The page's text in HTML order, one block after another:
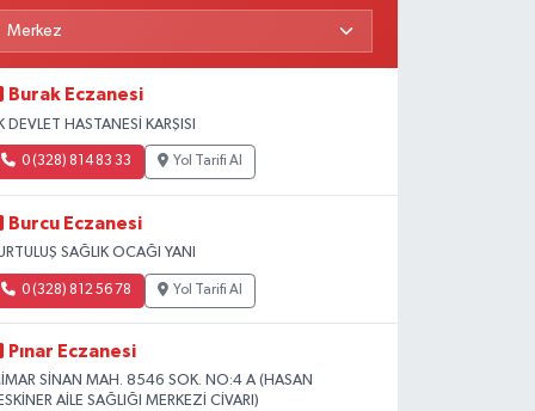
Burak Eczanesi
DEVLET HASTANESİ KARŞISI
0 (328) 814 83 33 Yol Tarifi Al
Burcu Eczanesi
SAĞLIK OCAĞI YANI
0 (328) 812 56 78 Yol Tarifi Al
Pınar Eczanesi
SİNAN MAH. 8546 SOK. NO:4 A (HASAN
AİLE SAĞLIĞI MERKEZİ CİVARI)